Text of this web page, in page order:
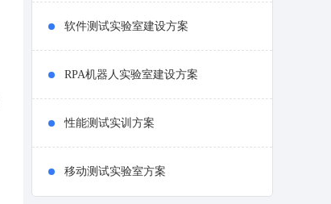
软件测试实验室建设方案
RPA机器人实验室建设方案
性能测试实训方案
移动测试实验室方案